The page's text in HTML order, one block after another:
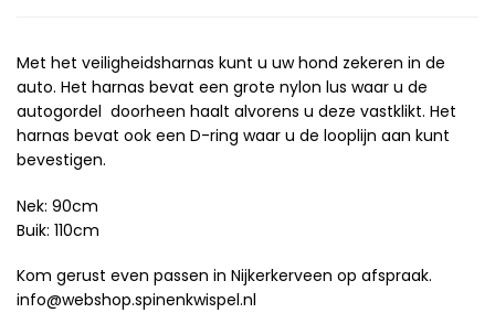
Met het veiligheidsharnas kunt u uw hond zekeren in de
auto. Het harnas bevat een grote nylon lus waar u de
autogordel doorheen haalt alvorens u deze vastklikt. Het
harnas bevat ook een D-ring waar u de looplijn aan kunt
bevestigen.
Nek: 90cm
Buik: 110cm
Kom gerust even passen in Nijkerkerveen op afspraak.
info@webshop.spinenkwispel.nl